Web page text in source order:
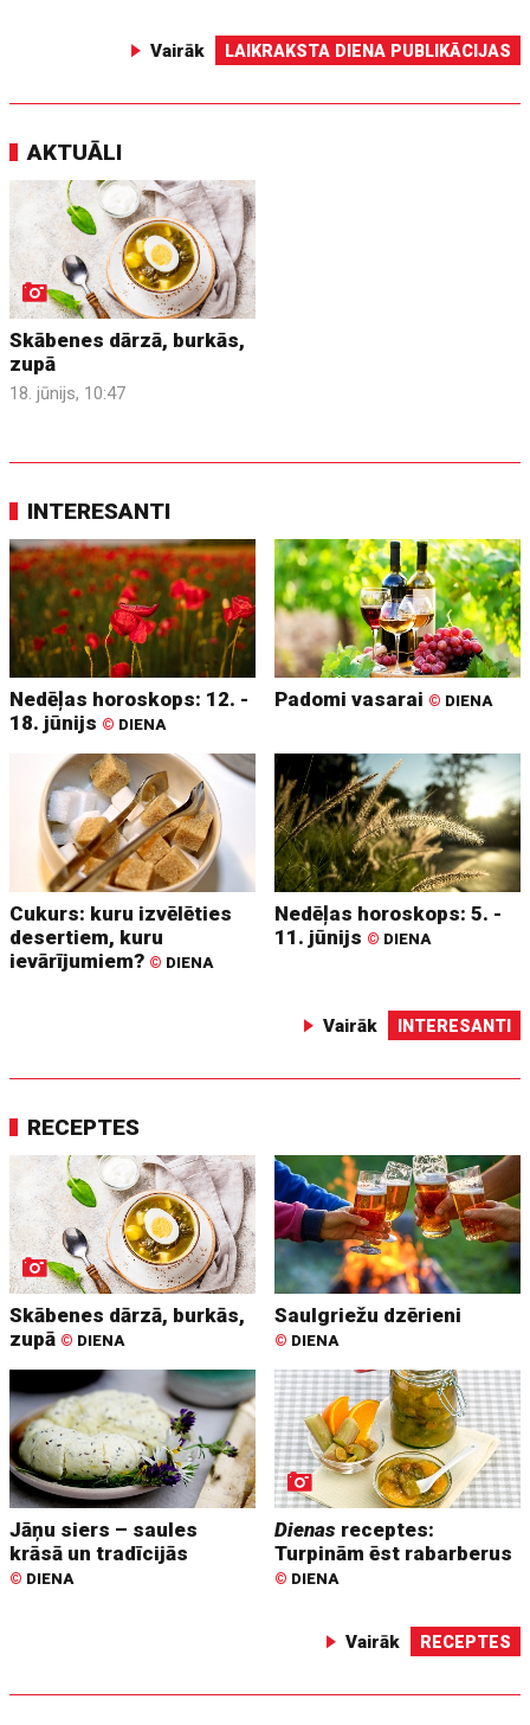
Vairāk LAIKRAKSTA DIENA PUBLIKĀCIJAS
AKTUĀLI
Skābenes dārzā, burkās,
zupā
18. jūnijs, 10:47
INTERESANTI
Nedēļas horoskops: 12. -
18. jūnijs © DIENA
Padomi vasarai © DIENA
Cukurs: kuru izvēlēties
desertiem, kuru
ievārījumiem? © DIENA
Nedēļas horoskops: 5. -
11. jūnijs © DIENA
Vairāk INTERESANTI
RECEPTES
Skābenes dārzā, burkās,
zupā © DIENA
Saulgriežu dzērieni
© DIENA
Jāņu siers – saules
krāsā un tradīcijās
© DIENA
Dienas receptes:
Turpinām ēst rabarberus
© DIENA
Vairāk RECEPTES